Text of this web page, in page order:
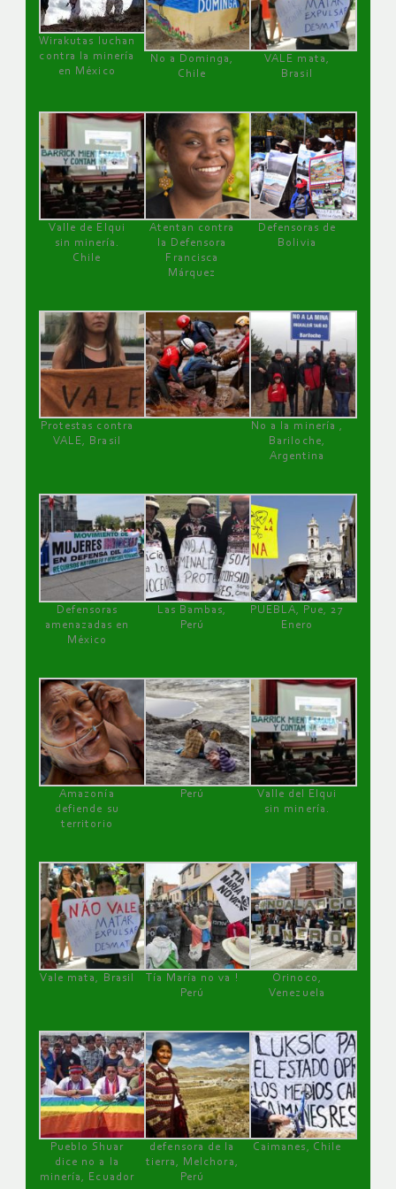
Wirakutas luchan
contra la minería
en México
No a Dominga,
Chile
VALE mata,
Brasil
Valle de Elqui
sin minería.
Chile
Atentan contra
la Defensora
Francisca
Márquez
Defensoras de
Bolivia
Protestas contra
VALE, Brasil
No a la minería ,
Bariloche,
Argentina
Defensoras
amenazadas en
México
Las Bambas,
Perú
PUEBLA, Pue, 27
Enero
Amazonía
defiende su
territorio
Perú
Valle del Elqui
sin minería.
Vale mata, Brasil
Tía María no va !
Perú
Orinoco,
Venezuela
Pueblo Shuar
dice no a la
minería, Ecuador
defensora de la
tierra, Melchora,
Perú
Caimanes, Chile